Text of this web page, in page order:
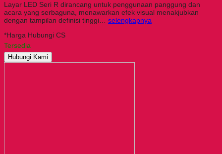
Layar LED Seri R dirancang untuk penggunaan panggung dan
acara yang serbaguna, menawarkan efek visual menakjubkan
dengan tampilan definisi tinggi… selengkapnya
*Harga Hubungi CS
Tersedia
Hubungi Kami